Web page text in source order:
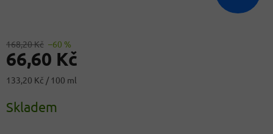
168,20 Kč –60 %
66,60 Kč
Měrná
133,20 Kč / 100 ml
Skladem